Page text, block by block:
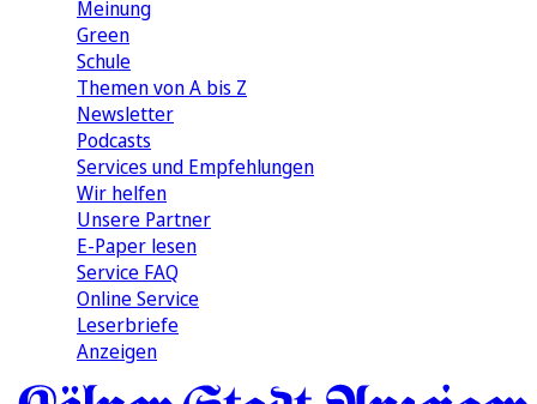
Meinung
Green
Schule
Themen von A bis Z
Newsletter
Podcasts
Services und Empfehlungen
Wir helfen
Unsere Partner
E-Paper lesen
Service FAQ
Online Service
Leserbriefe
Anzeigen